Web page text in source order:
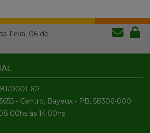
Feira, 06 de
0001-60
- Centro, Bayeux - PB, 58306-000
às 14:00hs